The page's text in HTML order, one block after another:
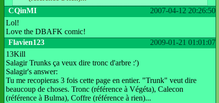
2007-04-12 20:26:50
CQinMI
Lol!
Love the DBAFK comic!
2009-01-21 01:01:07
Flavien123
13Kill
Salagir Trunks ça veux dire tronc d'arbre :')
Salagir's answer:
Tu me recopieras 3 fois cette page en entier. "Trunk" veut dire
beaucoup de choses. Tronc (référence à Végéta), Calecon
(référence à Bulma), Coffre (référence à rien)...